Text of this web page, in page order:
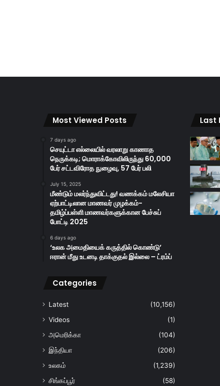
Most Viewed Posts
7 days ago
செயுட்டா எல்லையில் வரலாறு காணாத
நெருக்கடி; மொராக்கோவிலிருந்து 60,000
பேர் சட்டவிரோத நுழைவு, 57 பேர் பலி
July 15, 2025
மீண்டும் மலர்ந்துவிட்டது! வணக்கம் மலேசியா
ஏற்பாட்டிலான மாணவர் முழக்கம்-
தமிழ்ப்பள்ளி மாணவர்களுக்கான பேச்சுப்
போட்டி 2025
6 days ago
‘உலக அமைதியைக் கருத்தில் கொண்டு’
ஈரான் மீது உடனடி தாக்குதல் இல்லை – ட்ரம்ப்
Categories
Latest
(10,156)
Videos
(1)
அமெரிக்கா
(104)
இந்தியா
(206)
உலகம்
(1,239)
சிங்கப்பூர்
(58)
Last